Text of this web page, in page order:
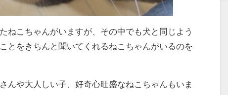
ねこちゃんがいますが、その中でも犬と同じよう
とをきちんと聞いてくれるねこちゃんがいるのを
んや大人しい子、好奇心旺盛なねこちゃんもいま